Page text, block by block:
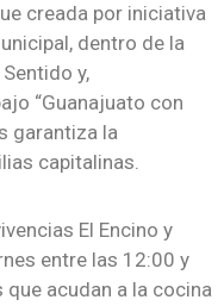
creada por iniciativa
dentro de la
y,
“Guanajuato con
garantiza la
capitalinas.
El Encino y
entre las 12:00 y
acudan a la cocina